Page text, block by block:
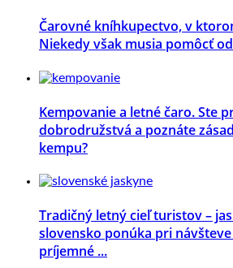
Čarovné kníhkupectvo, v
Niekedy však musia pomôcť
Kempovanie a letné čaro. Ste
dobrodružstvá a poznáte
kempu?
Tradičný letný cieľ turistov –
slovensko ponúka pri
príjemné ...